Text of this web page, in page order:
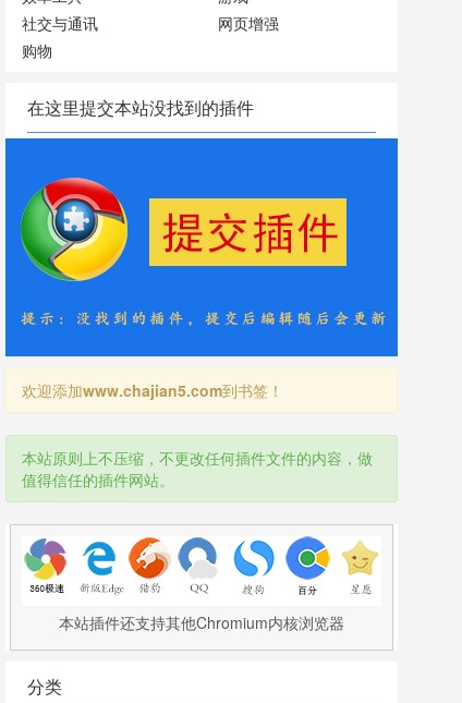
社交与通讯
网页增强
购物
在这里提交本站没找到的插件
欢迎添加www.chajian5.com到书签！
本站原则上不压缩，不更改任何插件文件的内容，做
值得信任的插件网站。
本站插件还支持其他Chromium内核浏览器
分类